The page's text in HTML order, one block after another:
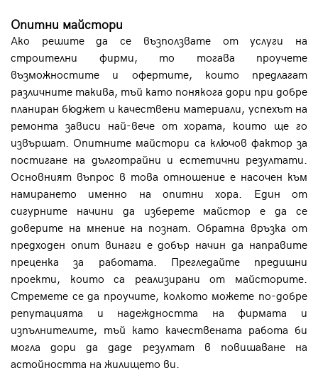
Опитни майстори
Ако решите да се възползвате от услуги на
строителни фирми, то тогава проучете
възможностите и офертите, които предлагат
различните такива, тъй като понякога дори при добре
планиран бюджет и качествени материали, успехът на
ремонта зависи най-вече от хората, които ще го
извършат. Опитните майстори са ключов фактор за
постигане на дълготрайни и естетични резултати.
Основният въпрос в това отношение е насочен към
намирането именно на опитни хора. Един от
сигурните начини да изберете майстор е да се
доверите на мнение на познат. Обратна връзка от
предходен опит винаги е добър начин да направите
преценка за работата. Прегледайте предишни
проекти, които са реализирани от майсторите.
Стремете се да проучите, колкото можете по-добре
репутацията и надеждността на фирмата и
изпълнителите, тъй като качествената работа би
могла дори да даде резултат в повишаване на
астойността на жилището ви.